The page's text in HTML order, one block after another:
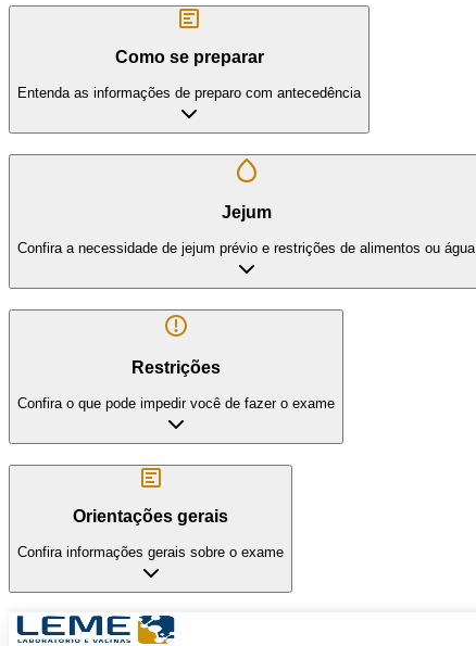
Como se preparar
Entenda as informações de preparo com antecedência
Jejum
Confira a necessidade de jejum prévio e restrições de alimentos ou água
Restrições
Confira o que pode impedir você de fazer o exame
Orientações gerais
Confira informações gerais sobre o exame